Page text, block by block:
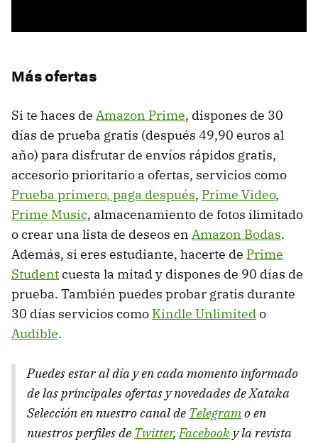
Más ofertas
Si te haces de Amazon Prime, dispones de 30
días de prueba gratis (después 49,90 euros al
año) para disfrutar de envíos rápidos gratis,
accesorio prioritario a ofertas, servicios como
Prueba primero, paga después, Prime Video,
Prime Music, almacenamiento de fotos ilimitado
o crear una lista de deseos en Amazon Bodas.
Además, si eres estudiante, hacerte de Prime
Studentcuesta la mitad y dispones de 90 días de
prueba. También puedes probar gratis durante
30 días servicios como Kindle Unlimited o
Audible.
Puedes estar al día y en cada momento informado
de las principales ofertas y novedades de Xataka
Selección en nuestro canal de Telegramo en
nuestros perfiles de Twitter, Facebook y la revista